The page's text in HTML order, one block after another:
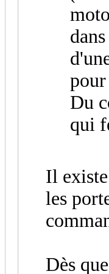
Du
qui
Il
les
Dès